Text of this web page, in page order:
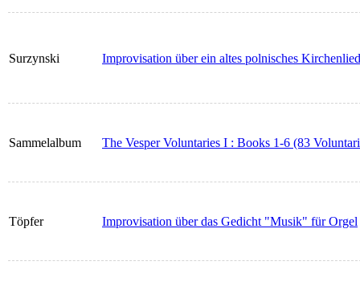
Surzynski Improvisation über ein altes polnisches
Sammelalbum The Vesper Voluntaries I : Books 1-6 (83
Töpfer Improvisation über das Gedicht "Musik" für Orgel